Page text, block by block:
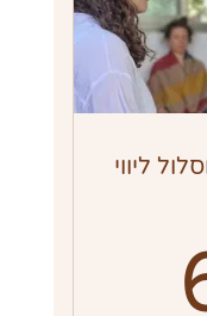
נסיון רב
שיעור
ליווי